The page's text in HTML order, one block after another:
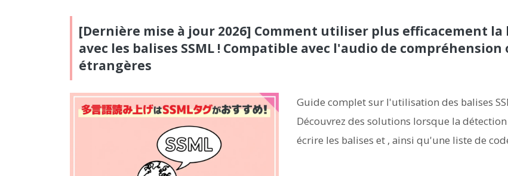
[Dernière mise à jour 2026] Comment utiliser plus efficacement
avec les balises SSML ! Compatible avec l'audio de
étrangères
Guide complet sur l'utilisation des balises
Découvrez des solutions lorsque la
écrire les balises et , ainsi qu'une liste de